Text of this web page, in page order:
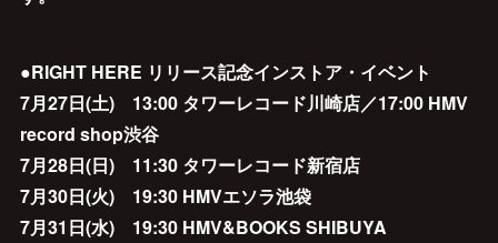
●RIGHT HERE リリース記念インストア・イベント
7月27日(土) 13:00 タワーレコード川崎店／17:00 HMV
record shop渋谷
7月28日(日) 11:30 タワーレコード新宿店
7月30日(火) 19:30 HMVエソラ池袋
7月31日(水) 19:30 HMV&BOOKS SHIBUYA